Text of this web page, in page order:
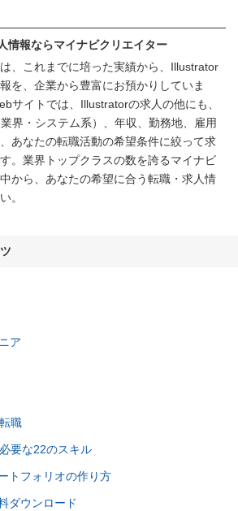
報ならマイナビクリエイター
、これまでに培った実績から、Illustrator
を、企業から豊富にお預かりしていま
サイトでは、Illustratorの求人の他にも、
界・システム系）、年収、勤務地、雇用
あなたの転職活動の希望条件に絞って求
。業界トップクラスの数を誇るマイナビ
から、あなたの希望に合う転職・求人情
。
ア
職
要な22のスキル
トフォリオの作り方
ダウンロード